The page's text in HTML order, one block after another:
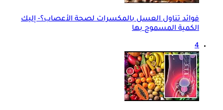
فوائد تناول العسل بالمكسرات لصحة الأعصاب؟- إليك
الكمية المسموح بها
4